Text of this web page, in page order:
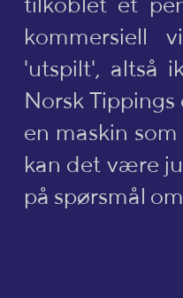
kommersiell
'utspilt', altså
Norsk
en maskin
kan det være
på spørsmål